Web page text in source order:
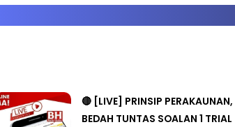
🔴 [LIVE] PRINSIP PERAKAUNAN,
BEDAH TUNTAS SOALAN 1 TRIAL